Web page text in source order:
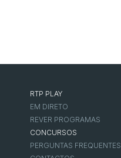
RTP PLAY
EM DIRETO
REVER PROGRAMAS
CONCURSOS
PERGUNTAS FREQUENTES